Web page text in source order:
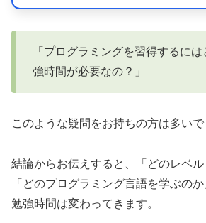
「プログラミングを習得するに
強時間が必要なの？」
このような疑問をお持ちの方は多いで
結論からお伝えすると、「どのレベル
「どのプログラミング言語を学ぶの
勉強時間は変わってきます。